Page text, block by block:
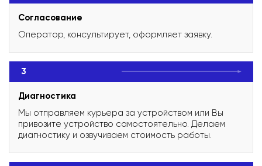
Согласование
Оператор, консультирует, оформляет заявку.
3
Диагностика
Мы отправляем курьера за устройством или Вы
привозите устройство самостоятельно. Делаем
диагностику и озвучиваем стоимость работы.